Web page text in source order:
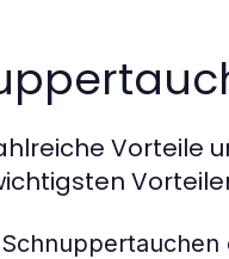
Vorteile
Schnuppertauchen